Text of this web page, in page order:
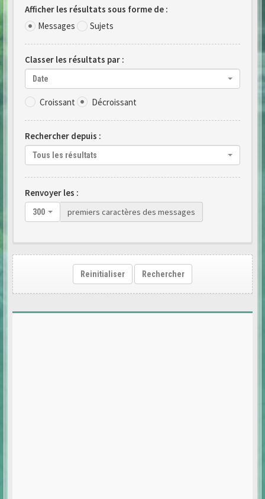
Afficher les résultats sous forme de :
Messages
Sujets
Classer les résultats par :
Date
Croissant Décroissant
Rechercher depuis :
Tous les résultats
Renvoyer les :
300 premiers caractères des messages
Reinitialiser Rechercher